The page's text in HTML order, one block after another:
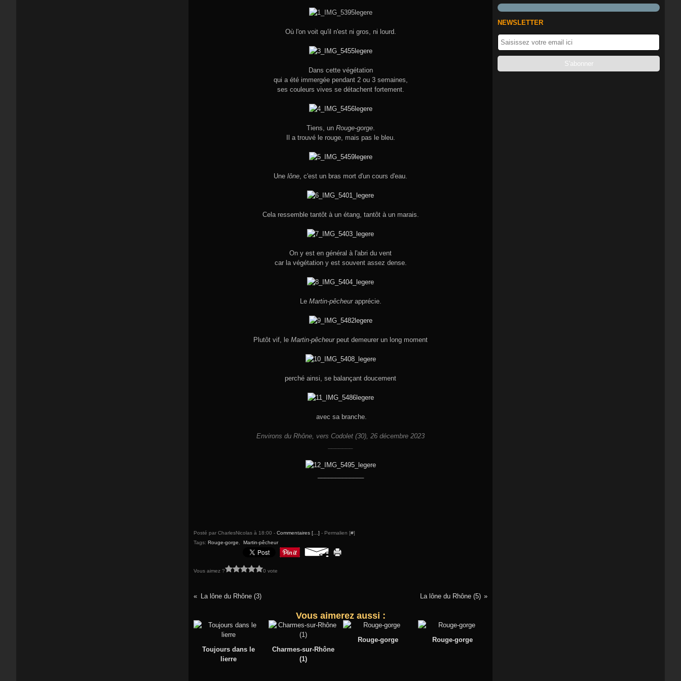
Où l'on voit qu'il n'est ni gros, ni lourd.
Dans cette végétation
qui a été immergée pendant 2 ou 3 semaines,
ses couleurs vives se détachent fortement.
Tiens, un Rouge-gorge.
Il a trouvé le rouge, mais pas le bleu.
Une lône, c'est un bras mort d'un cours d'eau.
Cela ressemble tantôt à un étang, tantôt à un marais.
On y est en général à l'abri du vent
car la végétation y est souvent assez dense.
Le Martin-pêcheur apprécie.
Plutôt vif, le Martin-pêcheurpeut demeurer un long moment
perché ainsi, se balançant doucement
avec sa branche.
Environs du Rhône, vers Codolet (30), 26 décembre 2023
Posté par CharlesNicolas à 18:00 - Commentaires [ ] - Permalien [#]
Tags: Rouge-gorge Martin-pêcheur
Vous aimez ? 0 vote
La lône du Rhône (3) La lône du Rhône (5)
Vous aimerez aussi :
Toujours dans le
lierre
Charmes-sur-Rhône
(1)
Rouge-gorge Rouge-gorge
NEWSLETTER